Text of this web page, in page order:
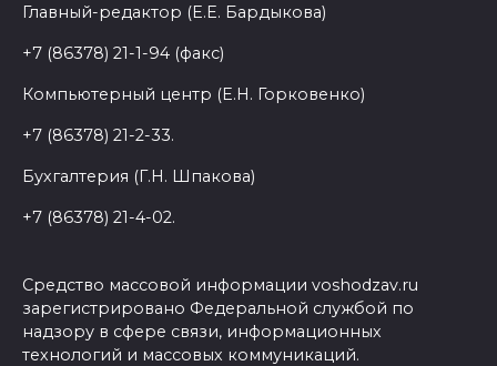
Главный-редактор (Е.Е. Бардыкова)
+7 (86378) 21-1-94 (факс)
Компьютерный центр (Е.Н. Горковенко)
+7 (86378) 21-2-33.
Бухгалтерия (Г.Н. Шпакова)
+7 (86378) 21-4-02.
Средство массовой информации voshodzav.ru
зарегистрировано Федеральной службой по
надзору в сфере связи, информационных
технологий и массовых коммуникаций.